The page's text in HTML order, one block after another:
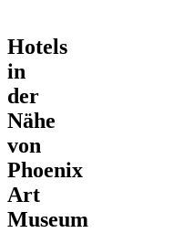
Hotels
in
der
Nähe
von
Phoenix
Art
Museum